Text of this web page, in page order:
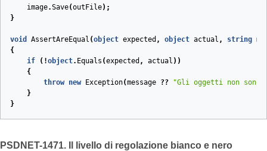
image.Save(outFile);
}
void AssertAreEqual (object expected , object actual , string
{
if
(!object. Equals (expected , actual ))
{
throw new Exception(message ??
"Gli oggetti non sono
}
}
PSDNET-1471. Il livello di regolazione bianco e nero